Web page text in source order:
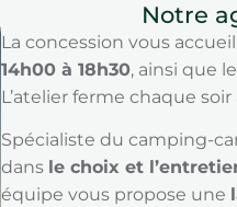
Notre
La concession vous
14h00 à 18h30, ainsi que le
L’atelier ferme chaque soir
Spécialiste du camping-
dans le choix et
équipe vous propose une